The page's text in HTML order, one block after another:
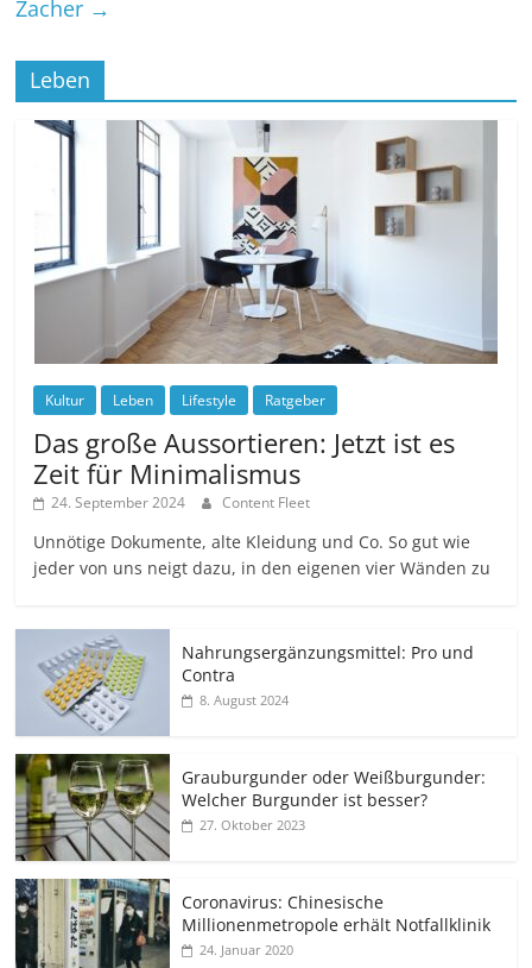
Zacher →
Leben
Kultur Leben Lifestyle Ratgeber
Das große Aussortieren: Jetzt ist es
Zeit für Minimalismus
24. September 2024 Content Fleet
Unnötige Dokumente, alte Kleidung und Co. So gut wie
jeder von uns neigt dazu, in den eigenen vier Wänden zu
Nahrungsergänzungsmittel: Pro und
Contra
8. August 2024
Grauburgunder oder Weißburgunder:
Welcher Burgunder ist besser?
27. Oktober 2023
Coronavirus: Chinesische
Millionenmetropole erhält Notfallklinik
24. Januar 2020